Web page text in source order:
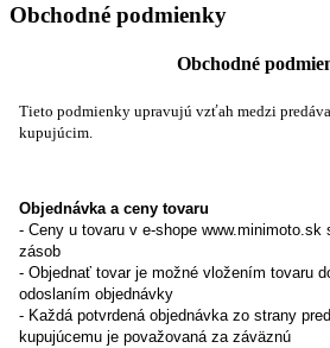
Obchodné podmienky
Obchodné
Tieto podmienky upravujú vzťah medzi
kupujúcim.
Objednávka a ceny tovaru
- Ceny u tovaru v e-shope www.minimoto.sk
zásob
- Objednať tovar je možné vložením tovaru
odoslaním objednávky
- Každá potvrdená objednávka zo strany
kupujúcemu je považovaná za záväznú